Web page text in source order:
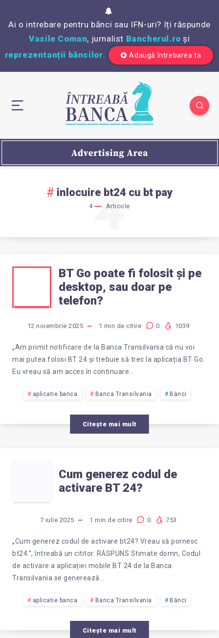
Ai o intrebare pentru bănci sau IFN-uri? Iți răspunde
Vasile Coman, jurnalist Bancherul.ro și
reprezentanții băncilor. Adaugă întrebarea ta
inlocuire bt24 cu bt pay
4 Articole
4
GO
POATE
FI
FOLOSIT
ȘI
PE
SAU
DOAR
PE
TELEFON?
BT Go poate fi folosit și pe
desktop, sau doar pe
telefon?
12 noiembrie 2025 1 min de citire 0 1039
„Am primit notificare de la Banca Transilvania că nu voi
mai putea folosi BT 24 și trebuie să trec la aplicația BT Go.
Eu vreau să am acces în continuare…
aplicatie banca Banca Transilvania Bănci
Citește mai mult
CUM
GENEREZ
CODUL
DE
ACTIVARE
BT
24?
Cum generez codul de
activare BT 24?
7 iulie 2025 1 min de citire 0 753
„Cum generez codul de activare bt24? Vreau să pornesc
bt24.”, întreabă un cititor. RĂSPUNS Stimate domn, Codul
de activare a aplicației mobile BT 24 de la Banca
Transilvania se generează…
aplicatie banca Banca Transilvania Bănci
Citește mai mult